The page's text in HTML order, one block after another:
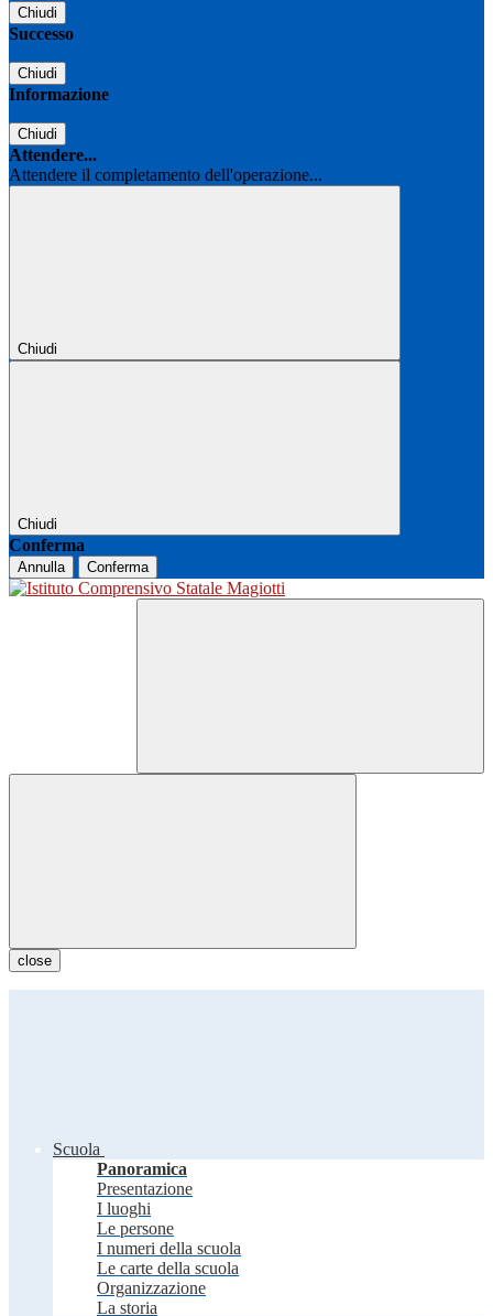
Chiudi
Successo
Chiudi
Informazione
Chiudi
Attendere...
Attendere il completamento dell'operazione...
Chiudi
Chiudi
Conferma
Annulla Conferma
close
Scuola
Panoramica
Presentazione
I luoghi
Le persone
I numeri della scuola
Le carte della scuola
Organizzazione
La storia